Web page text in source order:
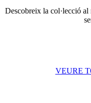
Descobreix la col·lecció al
VEURE